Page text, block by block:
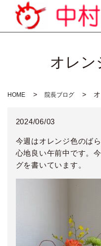
オレン
HOME 院長ブログ
2024/06/03
今週はオレンジ色のば
心地良い午前中です。
グを書いています。